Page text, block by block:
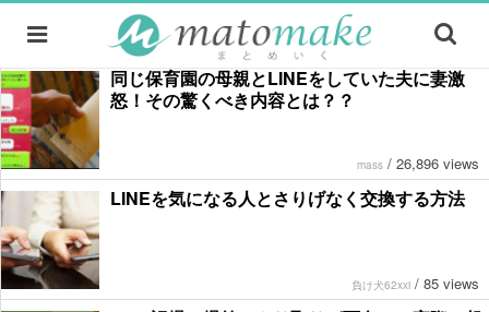
同じ保育園の母親とLINEをしていた夫に妻激
怒！その驚くべき内容とは？？
mass / 26,896 views
LINEを気になる人とさりげなく交換する方法
負け犬62xxi / 85 views